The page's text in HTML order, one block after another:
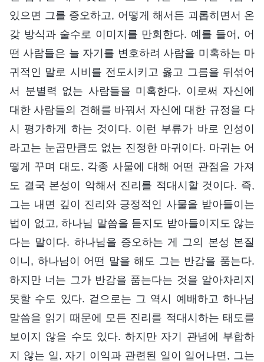
있으면 그를 증오하고, 어떻게 해서든 괴롭히면서 온
갖 방식과 술수로 이미지를 만회한다. 예를 들어, 어
떤 사람들은 늘 자기를 변호하려 사람을 미혹하는 마
귀적인 말로 시비를 전도시키고 옳고 그름을 뒤섞어
서 분별력 없는 사람들을 미혹한다. 이로써 자신에
대한 사람들의 견해를 바꿔서 자신에 대한 규정을 다
시 평가하게 하는 것이다. 이런 부류가 바로 인성이
라고는 눈곱만큼도 없는 진정한 마귀이다. 마귀는 어
떻게 꾸며 대도, 각종 사물에 대해 어떤 관점을 가져
도 결국 본성이 악해서 진리를 적대시할 것이다. 즉,
그는 내면 깊이 진리와 긍정적인 사물을 받아들이는
법이 없고, 하나님 말씀을 듣지도 받아들이지도 않는
다는 말이다. 하나님을 증오하는 게 그의 본성 본질
이니, 하나님이 어떤 말을 해도 그는 반감을 품는다.
하지만 너는 그가 반감을 품는다는 것을 알아차리지
못할 수도 있다. 겉으로는 그 역시 예배하고 하나님
말씀을 읽기 때문에 모든 진리를 적대시하는 태도를
보이지 않을 수도 있다. 하지만 자기 관념에 부합하
지 않는 일, 자기 이익과 관련된 일이 일어나면, 그는